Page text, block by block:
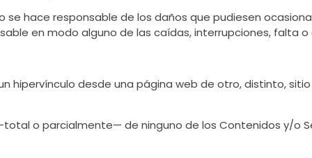
se hace responsable de los daños que pudiesen
en modo alguno de las caídas, interrupciones, falta
hipervínculo desde una página web de otro, distinto,
o parcialmente— de ninguno de los Contenidos y/o